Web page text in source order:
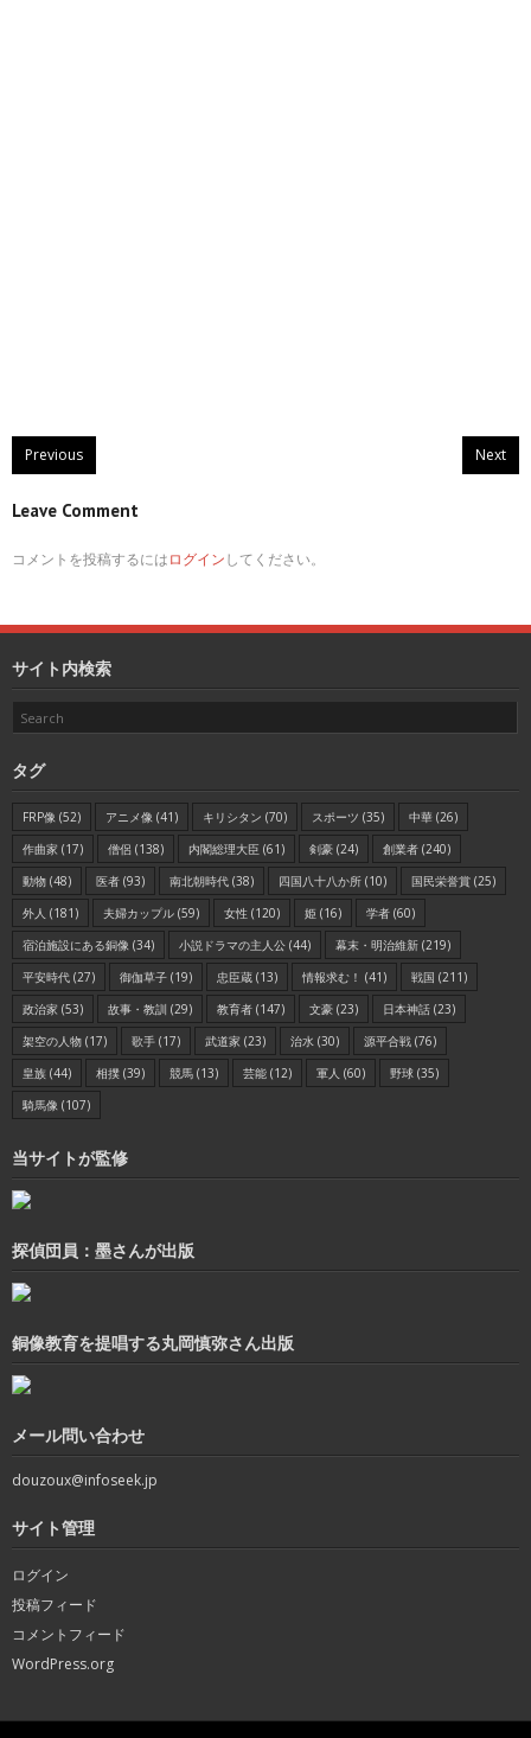
Previous Next
Leave Comment
コメントを投稿するにはログインしてください。
サイト内検索
タグ
FRP像 (52) アニメ像 (41) キリシタン (70) スポーツ (35) 中華 (26)
作曲家 (17) 僧侶 (138) 内閣総理大臣 (61) 剣豪 (24) 創業者 (240)
動物 (48) 医者 (93) 南北朝時代 (38) 四国八十八か所 (10) 国民栄誉賞 (25)
外人 (181) 夫婦カップル (59) 女性 (120) 姫 (16) 学者 (60)
宿泊施設にある銅像 (34) 小説ドラマの主人公 (44) 幕末・明治維新 (219)
平安時代 (27) 御伽草子 (19) 忠臣蔵 (13) 情報求む！ (41) 戦国 (211)
政治家 (53) 故事・教訓 (29) 教育者 (147) 文豪 (23) 日本神話 (23)
架空の人物 (17) 歌手 (17) 武道家 (23) 治水 (30) 源平合戦 (76)
皇族 (44) 相撲 (39) 競馬 (13) 芸能 (12) 軍人 (60) 野球 (35)
騎馬像 (107)
当サイトが監修
探偵団員：墨さんが出版
銅像教育を提唱する丸岡慎弥さん出版
メール問い合わせ
douzoux@infoseek.jp
サイト管理
ログイン
投稿フィード
コメントフィード
WordPress.org